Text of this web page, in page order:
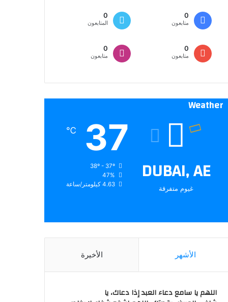
0
متابعون
0
المتابعون
0
متابعون
0
متابعون
Weather
DUBAI, AE
غيوم متفرقة
37
℃
38º - 37º
47%
4.63 كيلومتر/ساعة
الأشهر الأخيرة
اللهم يا سامع دعاء العبد إذا دعاك، يا